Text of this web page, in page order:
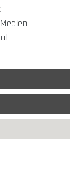
Versandkosten
Krone / Alle